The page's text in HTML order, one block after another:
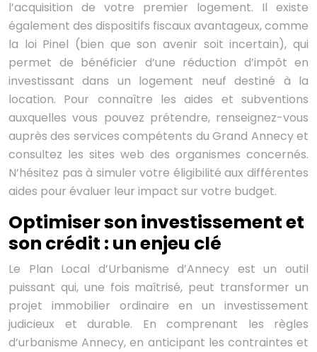
l’acquisition de votre premier logement. Il existe
également des dispositifs fiscaux avantageux, comme
la loi Pinel (bien que son avenir soit incertain), qui
permet de bénéficier d’une réduction d’impôt en
investissant dans un logement neuf destiné à la
location. Pour connaître les aides et subventions
auxquelles vous pouvez prétendre, renseignez-vous
auprès des services compétents du Grand Annecy et
consultez les sites web des organismes concernés.
N’hésitez pas à simuler votre éligibilité aux différentes
aides pour évaluer leur impact sur votre budget.
Optimiser son investissement et
son crédit : un enjeu clé
Le Plan Local d’Urbanisme d’Annecy est un outil
puissant qui, une fois maîtrisé, peut transformer un
projet immobilier ordinaire en un investissement
judicieux et durable. En comprenant les règles
d’urbanisme Annecy, en anticipant les contraintes et